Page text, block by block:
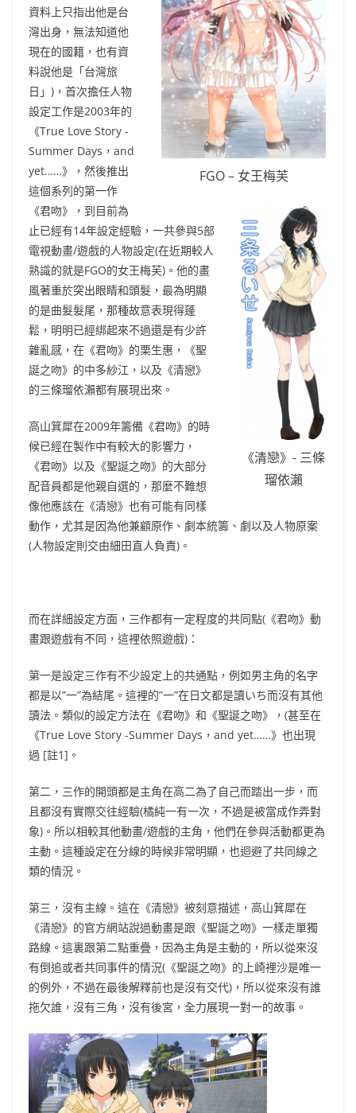
FGO – 女王梅芙
《清戀》- 三條
瑠依瀨
資料上只指出他是台
灣出身，無法知道他
現在的國籍，也有資
料說他是「台灣旅
日」 )，首次擔任人物
設定工作是2003年的
《True Love Story -
Summer Days，and
yet……》，然後推出
這個系列的第一作
《君吻》，到目前為
止已經有14年設定經驗，一共參與5部
電視動畫/遊戲的人物設定(在近期較人
熟識的就是FGO的女王梅芙)。他的畫
風著重於突出眼睛和頭髮 ，最為明顯
的是曲髮髮尾 ，那種故意表現得蓬
鬆，明明已經綁起來不過還是有少許
雜亂感，在《君吻》的栗生惠，《聖
誕之吻》的中多紗江，以及《清戀》
的三條瑠依瀨都有展現出來。
高山箕犀在2009年籌備《君吻》的時
候已經在製作中有較大的影響力，
《君吻》以及《聖誕之吻》的大部分
配音員都是他親自選的，那麼不難想
像他應該在《清戀》也有可能有同樣
動作，尤其是因為他兼顧原作、 劇本統籌、 劇以及人物原案
(人物設定則交由細田直人負責)。
而在詳細設定方面，三作都有一定程度的共同點(《君吻》動
畫跟遊戲有不同，這裡依照遊戲)：
第一是設定三作有不少設定上的共通點，例如男主角的名字
都是以”一”為結尾。這裡的”一”在日文都是讀いち而沒有其他
讀法。類似的設定方法在《君吻》和《聖誕之吻》，(甚至在
《True Love Story -Summer Days，and yet……》也出現
過 [註1]。
第二，三作的開頭都是主角在高二為了自己而踏出一步，而
且都沒有實際交往經驗(橘純一有一次，不過是被當成作弄對
象)。所以相較其他動畫/遊戲的主角，他們在參與活動都更為
主動。這種設定在分線的時候非常明顯，也迴避了共同線之
類的情況。
第三，沒有主線。這在《清戀》被刻意描述，高山箕犀在
《清戀》的官方網站說過動畫是跟《聖誕之吻》一樣走單獨
路線。這裏跟第二點重疊，因為主角是主動的，所以從來沒
有倒追或者共同事件的情況(《聖誕之吻》的上崎裡沙是唯一
的例外，不過在最後解釋前也是沒有交代)，所以從來沒有誰
拖欠誰，沒有三角，沒有後宮，全力展現一對一的故事。